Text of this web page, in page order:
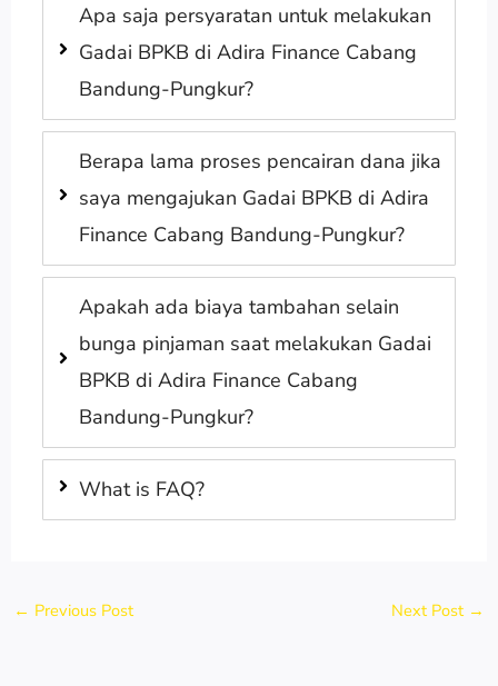
Apa saja persyaratan untuk melakukan
Gadai BPKB di Adira Finance Cabang
Bandung-Pungkur?
Berapa lama proses pencairan dana jika
saya mengajukan Gadai BPKB di Adira
Finance Cabang Bandung-Pungkur?
Apakah ada biaya tambahan selain
bunga pinjaman saat melakukan Gadai
BPKB di Adira Finance Cabang
Bandung-Pungkur?
What is FAQ?
← Previous Post Next Post →